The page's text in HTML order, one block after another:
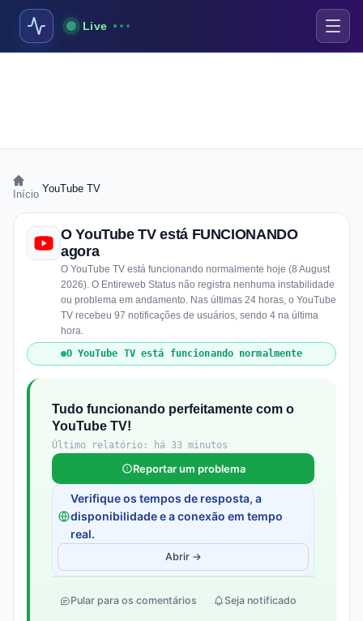
Live
Início YouTube TV
O YouTube TV está FUNCIONANDO
agora
O YouTube TV está funcionando normalmente hoje (8 August
2026). O Entireweb Status não registra nenhuma instabilidade
ou problema em andamento. Nas últimas 24 horas, o YouTube
TV recebeu 97 notificações de usuários, sendo 4 na última
hora.
O YouTube TV está funcionando normalmente
Tudo funcionando perfeitamente com o
YouTube TV!
Último relatório: há 33 minutos
Reportar um problema
Verifique os tempos de resposta, a
disponibilidade e a conexão em tempo
real.
Abrir →
Pular para os comentários Seja notificado